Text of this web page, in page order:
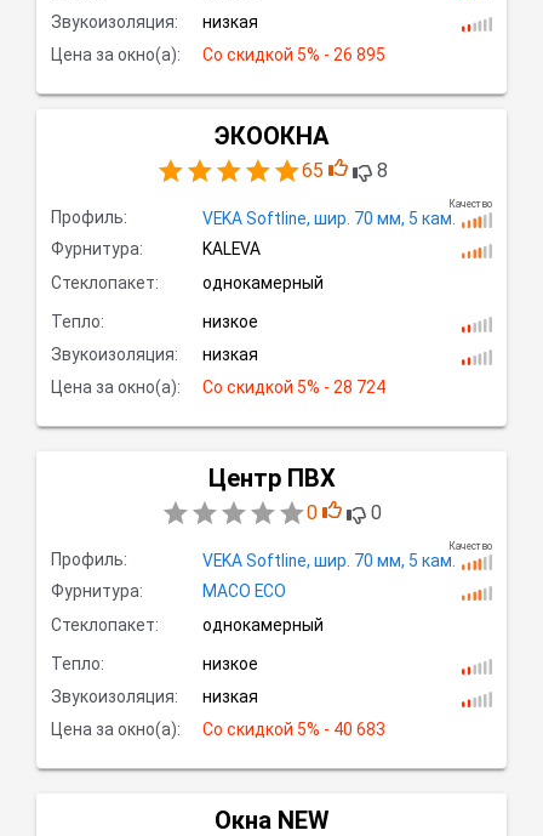
Звукоизоляция:
низкая
Цена за окно(а):
Со скидкой 5% - 26 895
ЭКООКНА
65 8
Качество
Профиль: VEKA Softline, шир. 70 мм, 5 кам.
Фурнитура:
KALEVA
Стеклопакет:
однокамерный
Тепло:
низкое
Звукоизоляция:
низкая
Цена за окно(а):
Со скидкой 5% - 28 724
Центр ПВХ
0 0
Качество
Профиль: VEKA Softline, шир. 70 мм, 5 кам.
Фурнитура:
MACO ECO
Стеклопакет:
однокамерный
Тепло:
низкое
Звукоизоляция:
низкая
Цена за окно(а):
Со скидкой 5% - 40 683
Окна NEW